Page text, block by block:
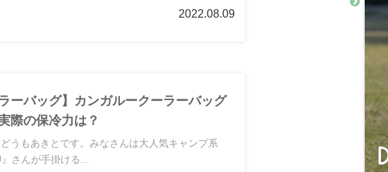
2022.08.09
ーバッグ】カンガルークーラーバッグ
際の保冷力は？
うもあきとです。みなさんは大人気キャンプ系
さんが手掛ける...